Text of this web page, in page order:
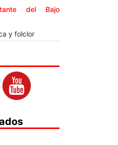
del Bajo
y folclor